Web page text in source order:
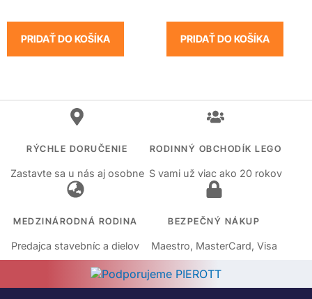
PRIDAŤ DO KOŠÍKA PRIDAŤ DO KOŠÍKA
RÝCHLE DORUČENIE
Zastavte sa u nás aj osobne
RODINNÝ OBCHODÍK LEGO
S vami už viac ako 20 rokov
MEDZINÁRODNÁ RODINA
Predajca stavebníc a dielov
BEZPEČNÝ NÁKUP
Maestro, MasterCard, Visa